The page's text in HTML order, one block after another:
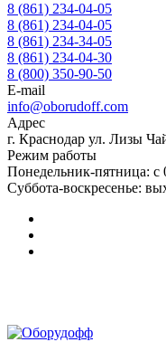
8 (861) 234-04-05
8 (861) 234-04-05
8 (861) 234-34-05
8 (861) 234-04-30
8 (800) 350-90-50
E-mail
info@oborudoff.com
Адрес
г. Краснодар ул. Лизы
Режим работы
Понедельник-пятница: с
Суббота-воскресенье: